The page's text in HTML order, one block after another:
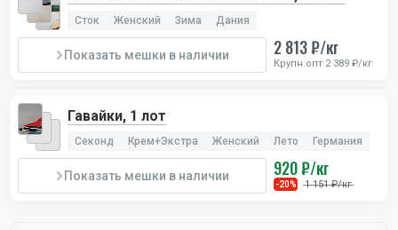
Сток Женский Зима Дания
Показать мешки в наличии 2 813 ₽/кг
Крупн.опт 2 389 ₽/кг
Гавайки, 1 лот
Секонд Крем+Экстра Женский Лето Германия
Показать мешки в наличии 920 ₽/кг
-20% 1 151 ₽/кг